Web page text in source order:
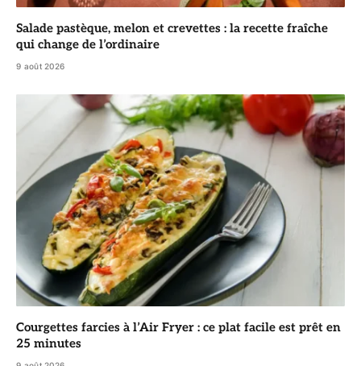
Salade pastèque, melon et crevettes : la recette fraîche
qui change de l’ordinaire
9 août 2026
Courgettes farcies à l’Air Fryer : ce plat facile est prêt en
25 minutes